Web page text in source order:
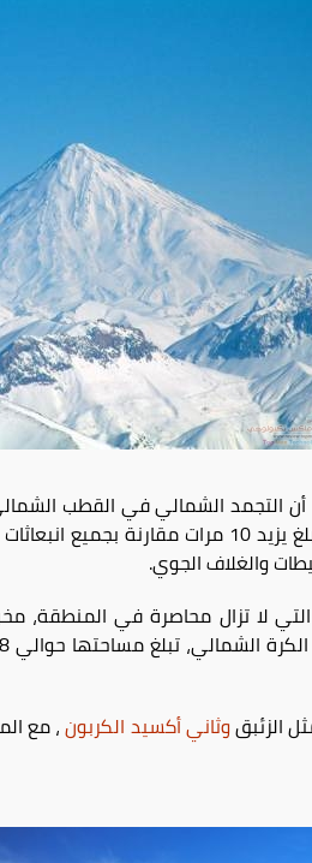
أن التجمد الشمالي في القطب
من الزئبق في العالم، مع ما مجموعه 15 مليون غالون. ولتوضيح ذلك، فإن هذا
والغلاف الجوي.
لا تزال محاصرة في المنطقة،
الزئبقوثاني أكسيد الكربون، مع